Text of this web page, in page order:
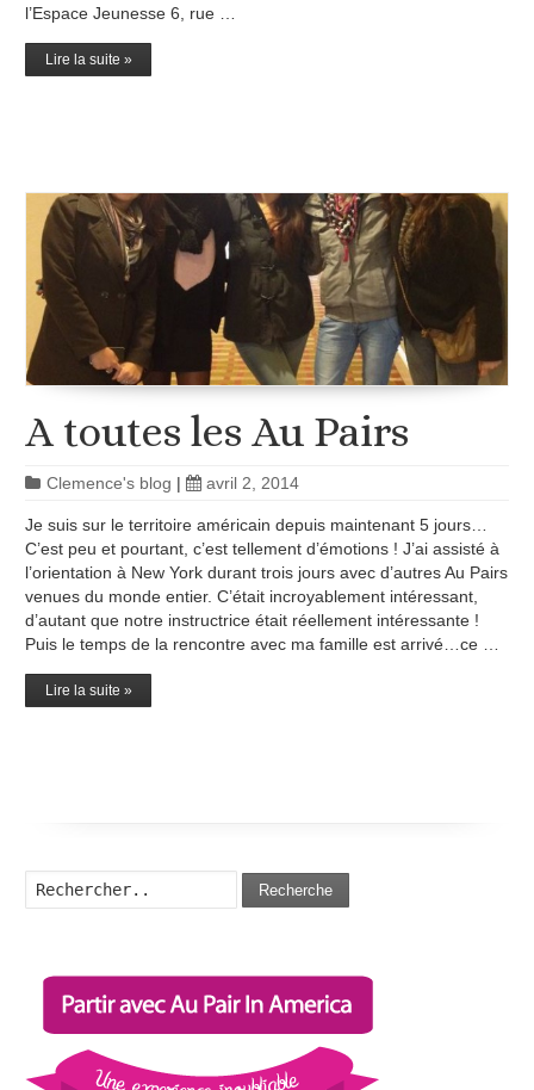
l’Espace Jeunesse 6, rue …
Lire la suite »
A toutes les Au Pairs
Clemence's blog | avril 2, 2014
Je suis sur le territoire américain depuis maintenant 5 jours…
C’est peu et pourtant, c’est tellement d’émotions ! J’ai assisté à
l’orientation à New York durant trois jours avec d’autres Au Pairs
venues du monde entier. C’était incroyablement intéressant,
d’autant que notre instructrice était réellement intéressante !
Puis le temps de la rencontre avec ma famille est arrivé…ce …
Lire la suite »
Recherche